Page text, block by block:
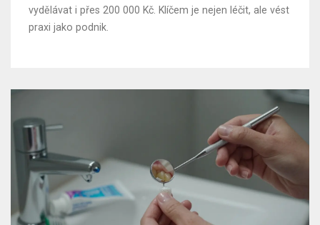
vydělávat i přes 200 000 Kč. Klíčem je nejen léčit, ale vést
praxi jako podnik.